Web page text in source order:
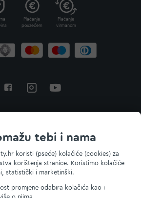
tebi i nama
koristi (pseće) kolačiće (cookies) za
korištenja stranice. Koristimo kolačiće
statistički i marketinški.
promjene odabira kolačića kao i
Plaćanje
pouzećem
Plaćanje
virmanom
Sva prava zadržana.